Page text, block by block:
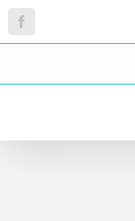
Zum
Facebook